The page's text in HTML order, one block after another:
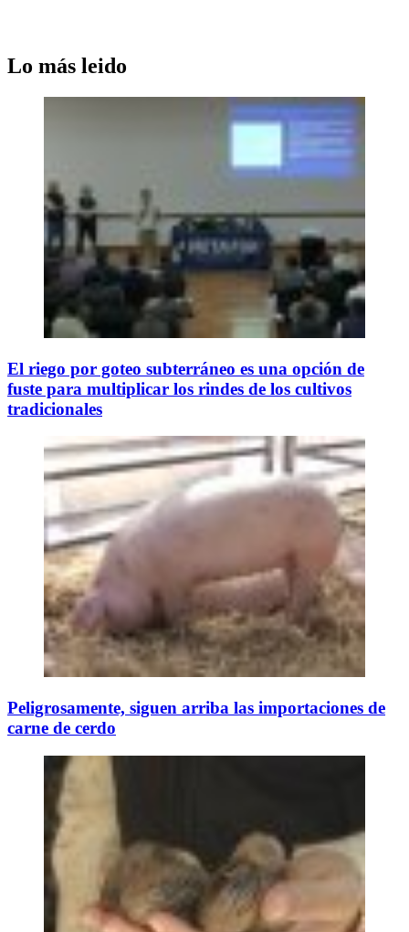
Lo más leido
El riego por goteo subterráneo es una opción de
fuste para multiplicar los rindes de los cultivos
tradicionales
Peligrosamente, siguen arriba las importaciones de
carne de cerdo